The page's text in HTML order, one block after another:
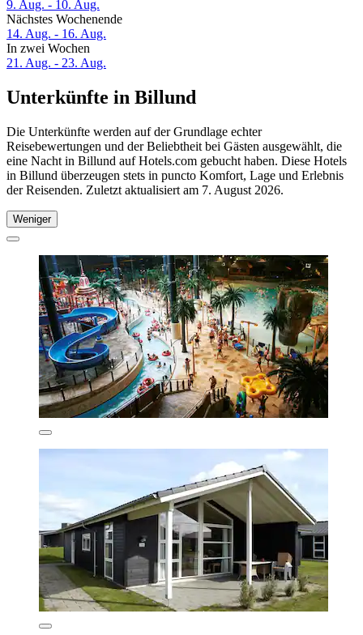
9. Aug. - 10. Aug.
Nächstes Wochenende
14. Aug. - 16. Aug.
In zwei Wochen
21. Aug. - 23. Aug.
Unterkünfte in Billund
Die Unterkünfte werden auf der Grundlage echter
Reisebewertungen und der Beliebtheit bei Gästen ausgewählt, die
eine Nacht in Billund auf Hotels.com gebucht haben. Diese Hotels
in Billund überzeugen stets in puncto Komfort, Lage und Erlebnis
der Reisenden. Zuletzt aktualisiert am 7. August 2026.
Weniger